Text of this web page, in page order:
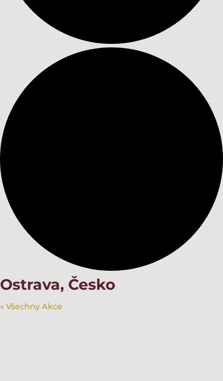
Ostrava, Česko
« Všechny Akce